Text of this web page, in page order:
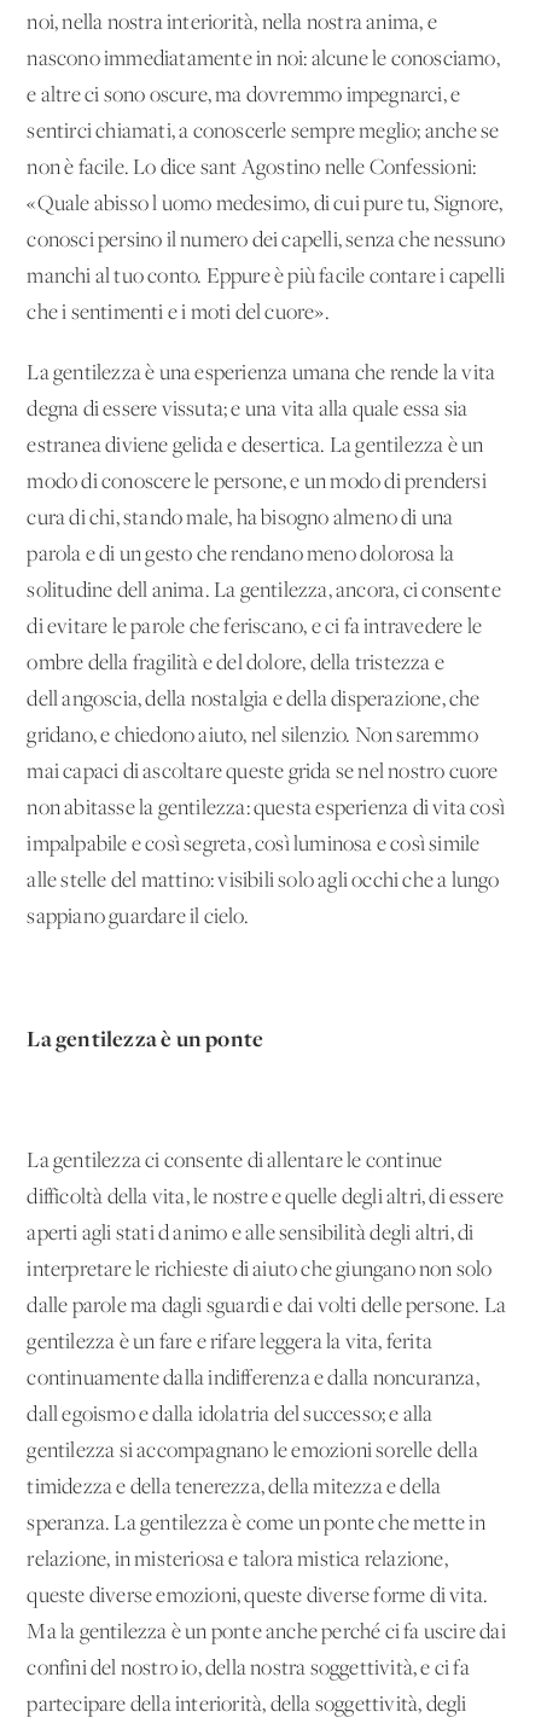
noi, nella nostra interiorità, nella nostra anima, e
nascono immediatamente in noi: alcune le conosciamo,
e altre ci sono oscure, ma dovremmo impegnarci, e
sentirci chiamati, a conoscerle sempre meglio; anche se
non è facile. Lo dice sant'Agostino nelle Confessioni:
«Quale abisso l'uomo medesimo, di cui pure tu, Signore,
conosci persino il numero dei capelli, senza che nessuno
manchi al tuo conto. Eppure è più facile contare i capelli
che i sentimenti e i moti del cuore».
La gentilezza è una esperienza umana che rende la vita
degna di essere vissuta; e una vita alla quale essa sia
estranea diviene gelida e desertica. La gentilezza è un
modo di conoscere le persone, e un modo di prendersi
cura di chi, stando male, ha bisogno almeno di una
parola e di un gesto che rendano meno dolorosa la
solitudine dell'anima. La gentilezza, ancora, ci consente
di evitare le parole che feriscano, e ci fa intravedere le
ombre della fragilità e del dolore, della tristezza e
dell'angoscia, della nostalgia e della disperazione, che
gridano, e chiedono aiuto, nel silenzio. Non saremmo
mai capaci di ascoltare queste grida se nel nostro cuore
non abitasse la gentilezza: questa esperienza di vita così
impalpabile e così segreta, così luminosa e così simile
alle stelle del mattino: visibili solo agli occhi che a lungo
sappiano guardare il cielo.
La gentilezza è un ponte
La gentilezza ci consente di allentare le continue
difficoltà della vita, le nostre e quelle degli altri, di essere
aperti agli stati d'animo e alle sensibilità degli altri, di
interpretare le richieste di aiuto che giungano non solo
dalle parole ma dagli sguardi e dai volti delle persone. La
gentilezza è un fare e rifare leggera la vita, ferita
continuamente dalla indifferenza e dalla noncuranza,
dall'egoismo e dalla idolatria del successo; e alla
gentilezza si accompagnano le emozioni sorelle della
timidezza e della tenerezza, della mitezza e della
speranza. La gentilezza è come un ponte che mette in
relazione, in misteriosa e talora mistica relazione,
queste diverse emozioni, queste diverse forme di vita.
Ma la gentilezza è un ponte anche perché ci fa uscire dai
confini del nostro io, della nostra soggettività, e ci fa
partecipare della interiorità, della soggettività, degli